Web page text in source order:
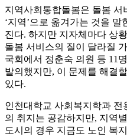
지역사회통합돌봄은 돌봄 서
‘지역’으로 옮겨가는 것을
진다. 하지만 지자체마다 상
돌봄 서비스의 질이 달라질
국회에서 정춘숙 의원 등 11
발의했지만, 이 문제를 해결
있다.
인천대학교 사회복지학과 전
의 취지는 공감하지만, 지역
도시의 경우 지금도 노인 복